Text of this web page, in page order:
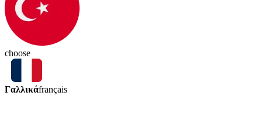
choose
Γαλλικάfrançais